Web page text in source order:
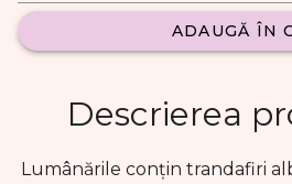
ADAUGĂ ÎN
Descrierea
Lumânările conțin trandafiri